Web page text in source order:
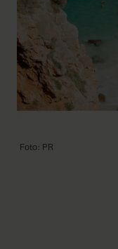
Foto: PR